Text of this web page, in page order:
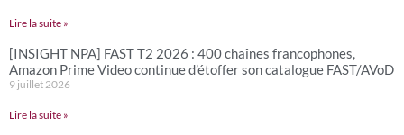
Lire la suite »
[INSIGHT NPA] FAST T2 2026 : 400 chaînes francophones,
Amazon Prime Video continue d’étoffer son catalogue FAST/AVoD
9 juillet 2026
Lire la suite »